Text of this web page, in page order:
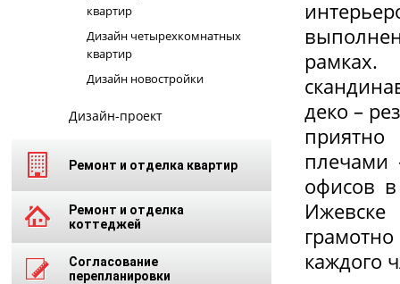
деко –
плечами
офисов
каждого
квартир
Дизайн четырехкомнатных
квартир
Дизайн новостройки
Дизайн-проект
Ремонт и отделка квартир
Ремонт и отделка
коттеджей
Согласование
перепланировки